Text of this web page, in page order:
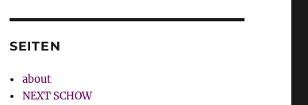
SEITEN
about
NEXT SCHOW